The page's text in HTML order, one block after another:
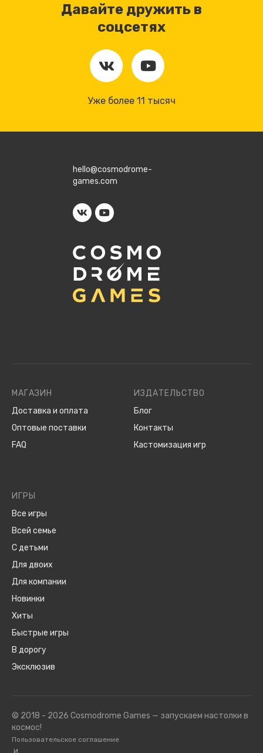
Давайте дружить в
соцсетях
Уже более 11 тысяч
МАГАЗИН
Доставка и оплата
Оптовые поставки
FAQ
ИГРЫ
Все игры
Всей семье
С детьми
Для двоих
Для компании
Новинки
Хиты
Быстрые игры
В дорогу
Эксклюзив
ИЗДАТЕЛЬСТВО
Блог
Контакты
Кастомизация игр
hello@cosmodrome-
games.com
© 2018 - 2026 Cosmodrome Games — запускаем настолки в
космос!
Пользовательское соглашение
и